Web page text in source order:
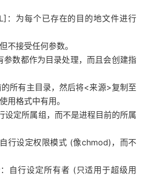
：为每个已存在的目的地文件进行
不接受任何参数。
数都作为目录处理，而且会创建指
所有主目录，然后将<来源>复制至
用格式中有用。
定所属组，而不是进程目前的所属
行设定权限模式 (像chmod)，而不
自行设定所有者 (只适用于超级用